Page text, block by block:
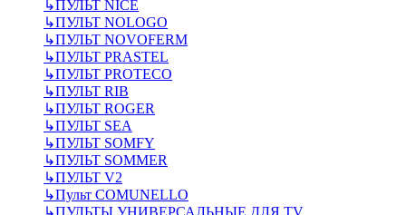
↳ПУЛЬТ NICE
↳ПУЛЬТ NOLOGO
↳ПУЛЬТ NOVOFERM
↳ПУЛЬТ PRASTEL
↳ПУЛЬТ PROTECO
↳ПУЛЬТ RIB
↳ПУЛЬТ ROGER
↳ПУЛЬТ SEA
↳ПУЛЬТ SOMFY
↳ПУЛЬТ SOMMER
↳ПУЛЬТ V2
↳Пульт СOMUNELLO
↳ПУЛЬТЫ УНИВЕРСАЛЬНЫЕ ДЛЯ TV